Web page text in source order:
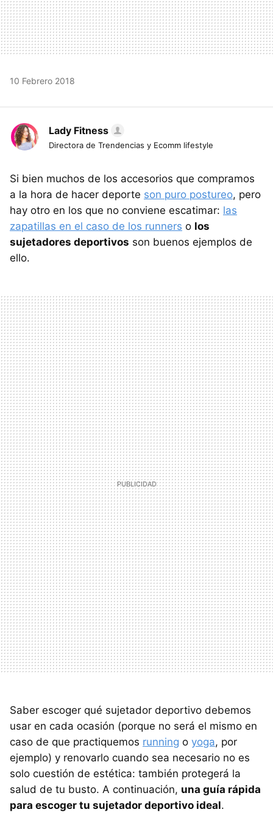
10 Febrero 2018
Lady Fitness
Directora de Trendencias y Ecomm lifestyle
Si bien muchos de los accesorios que compramos
a la hora de hacer deporte son puro postureo, pero
hay otro en los que no conviene escatimar: las
zapatillas en el caso de los runners o los
sujetadores deportivos son buenos ejemplos de
ello.
Saber escoger qué sujetador deportivo debemos
usar en cada ocasión (porque no será el mismo en
caso de que practiquemos running o yoga, por
ejemplo) y renovarlo cuando sea necesario no es
solo cuestión de estética: también protegerá la
salud de tu busto. A continuación, una guía rápida
para escoger tu sujetador deportivo ideal.